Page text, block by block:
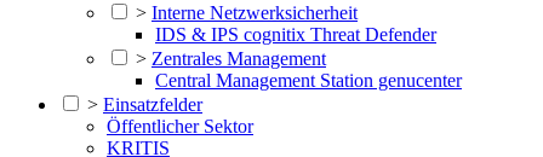
> Interne Netzwerksicherheit
IDS & IPS cognitix Threat Defender
> Zentrales Management
Central Management Station genucenter
> Einsatzfelder
Öffentlicher Sektor
KRITIS